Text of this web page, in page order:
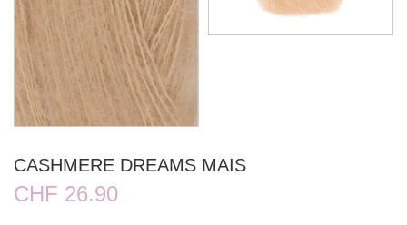
CASHMERE DREAMS MAIS
CHF 26.90